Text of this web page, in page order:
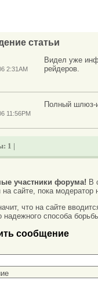
статьи
2:31AM
Видел уже
рейдеров.
11:56PM
Полный шлюз-
1 |
участники форума! В
на сайте, пока модератор
что на сайте
надежного способа
сообщение